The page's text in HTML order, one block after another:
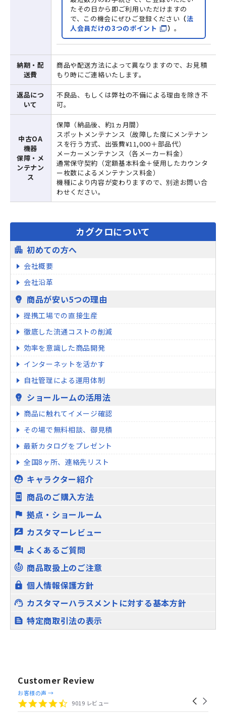
たその日から即ご利用いただけますの
で、この機会にぜひご登録ください （法
人会員だけの3つのポイント
）。
納期・配
送費
商品や配送方法によって異なりますので、お見積
もり時にご連絡いたします。
返品につ
いて
不良品、もしくは弊社の不備による理由を除き不
可。
中古OA
機器
保障・メ
ンテナン
ス
保障（納品後、約1ヵ月間）
スポットメンテナンス（故障した度にメンテナン
スを行う方式、出張費¥11,000＋部品代）
メーカーメンテナンス（各メーカー料金）
通常保守契約（定額基本料金＋使用したカウンタ
ー枚数によるメンテナンス料金）
機種により内容が変わりますので、別途お問い合
わせください。
カグクロについて
apartment 初めての方へ
会社概要
会社沿革
emoji_objects 商品が安い5つの理由
提携工場での直接生産
徹底した流通コストの削減
効率を意識した商品開発
インターネットを活かす
自社管理による運用体制
emoji_objects ショールームの活用法
商品に触れてイメージ確認
その場で無料相談、御見積
最新カタログをプレゼント
全国8ヶ所、連絡先リスト
supervised_user_circle キャラクター紹介
book_online 商品のご購入方法
flag 拠点・ショールーム
rate_review カスタマーレビュー
question_answer よくあるご質問
crisis_alert 商品取扱上のご注意
lock 個人情報保護方針
support_agent カスタマーハラスメントに対する基本方針
text_snippet 特定商取引法の表示
Customer Review
Reviews
carousel
Carousel
arrows
4.4
star
9019 レビュー
お客様の声 →